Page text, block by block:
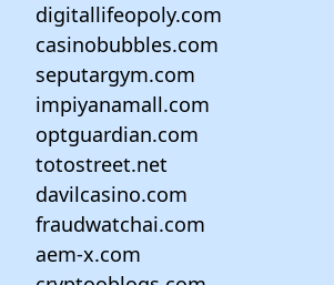
digitallifeopoly.com
casinobubbles.com
seputargym.com
impiyanamall.com
optguardian.com
totostreet.net
davilcasino.com
fraudwatchai.com
aem-x.com